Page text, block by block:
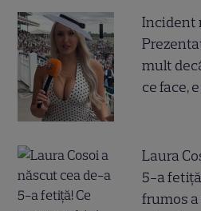
Incident
mult
ce face,
Laura
5-a
frumos